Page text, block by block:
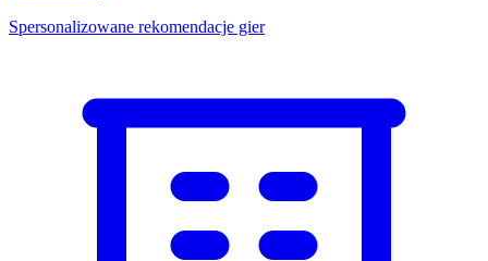
Spersonalizowane rekomendacje gier